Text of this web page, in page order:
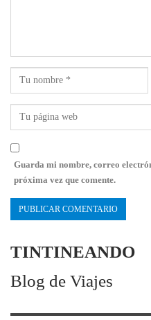
Guarda mi nombre, correo
próxima vez que comente.
TINTINEANDO
Blog de Viajes